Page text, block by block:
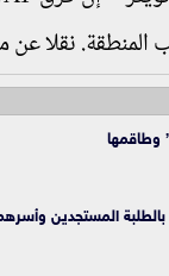
المنطقة. نقلا عن
وطاقمها
بالطلبة المستجدين